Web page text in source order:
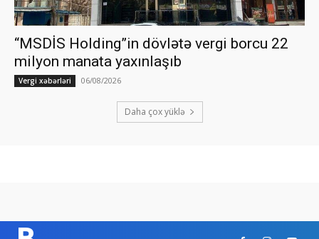
“MSDİS Holding”in dövlətə vergi borcu 22
milyon manata yaxınlaşıb
Vergi xəbərləri 06/08/2026
Daha çox yüklə